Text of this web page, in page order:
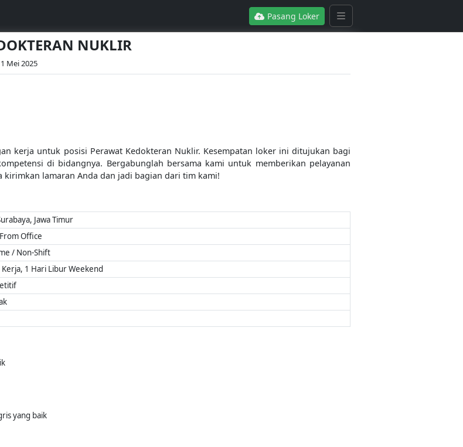
Pasang Loker
NUKLIR
Mei 2025
kerja untuk posisi Perawat Kedokteran Nuklir. Kesempatan loker ini ditujukan bagi
di bidangnya. Bergabunglah bersama kami untuk memberikan pelayanan
lamaran Anda dan jadi bagian dari tim kami!
Jawa Timur
Office
/ Non-Shift
1 Hari Libur Weekend
yang baik